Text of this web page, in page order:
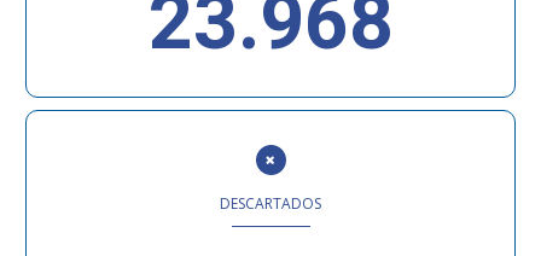
23.968
DESCARTADOS